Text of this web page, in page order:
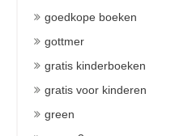
goedkope boeken
gottmer
gratis kinderboeken
gratis voor kinderen
green